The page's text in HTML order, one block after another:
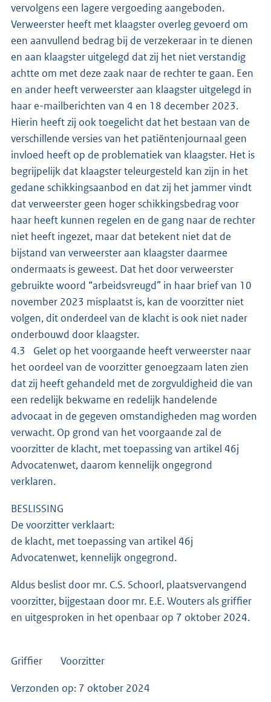
vervolgens een lagere vergoeding aangeboden.
Verweerster heeft met klaagster overleg gevoerd om
een aanvullend bedrag bij de verzekeraar in te dienen
en aan klaagster uitgelegd dat zij het niet verstandig
achtte om met deze zaak naar de rechter te gaan. Een
en ander heeft verweerster aan klaagster uitgelegd in
haar e-mailberichten van 4 en 18 december 2023.
Hierin heeft zij ook toegelicht dat het bestaan van de
verschillende versies van het patiëntenjournaal geen
invloed heeft op de problematiek van klaagster. Het is
begrijpelijk dat klaagster teleurgesteld kan zijn in het
gedane schikkingsaanbod en dat zij het jammer vindt
dat verweerster geen hoger schikkingsbedrag voor
haar heeft kunnen regelen en de gang naar de rechter
niet heeft ingezet, maar dat betekent niet dat de
bijstand van verweerster aan klaagster daarmee
ondermaats is geweest. Dat het door verweerster
gebruikte woord “arbeidsvreugd” in haar brief van 10
november 2023 misplaatst is, kan de voorzitter niet
volgen, dit onderdeel van de klacht is ook niet nader
onderbouwd door klaagster.
4.3 Gelet op het voorgaande heeft verweerster naar
het oordeel van de voorzitter genoegzaam laten zien
dat zij heeft gehandeld met de zorgvuldigheid die van
een redelijk bekwame en redelijk handelende
advocaat in de gegeven omstandigheden mag worden
verwacht. Op grond van het voorgaande zal de
voorzitter de klacht, met toepassing van artikel 46j
Advocatenwet, daarom kennelijk ongegrond
verklaren.
BESLISSING
De voorzitter verklaart:
de klacht, met toepassing van artikel 46j
Advocatenwet, kennelijk ongegrond.
Aldus beslist door mr. C.S. Schoorl, plaatsvervangend
voorzitter, bijgestaan door mr. E.E. Wouters als griffier
en uitgesproken in het openbaar op 7 oktober 2024.
Griffier Voorzitter
Verzonden op: 7 oktober 2024